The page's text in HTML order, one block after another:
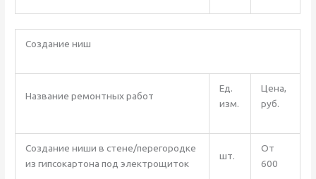
Создание ниш
Название ремонтных работ
Ед.
изм.
Цена,
руб.
Создание ниши в стене/перегородке
из гипсокартона под электрощиток
шт.
От
600